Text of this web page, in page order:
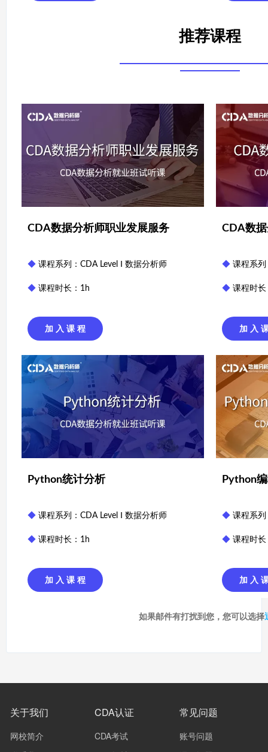
推荐课程
CDA数据分析师职业发展服务
◆ 课程系列：CDA Level Ⅰ 数据分析师
◆ 课程时长：1h
加 入 课 程
CDA数
◆ 课程系列
◆ 课程时长
加 入
Python统计分析
◆ 课程系列：CDA Level Ⅰ 数据分析师
◆ 课程时长：1h
加 入 课 程
Python
◆ 课程系列
◆ 课程时长
加 入
如果邮件有打扰到您，您可以选择
关于我们
网校简介
CDA认证
CDA考试
常见问题
账号问题